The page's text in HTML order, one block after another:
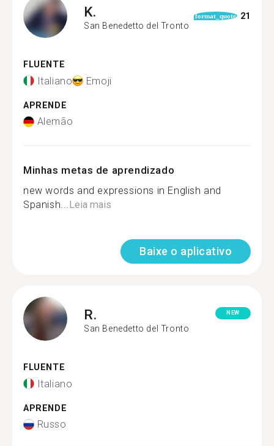
K.
San Benedetto del Tronto
format_quote 21
FLUENTE
Italiano Emoji
APRENDE
Alemão
Minhas metas de aprendizado
new words and expressions in English and
Spanish...Leia mais
Baixe o aplicativo
R.
San Benedetto del Tronto
NEW
FLUENTE
Italiano
APRENDE
Russo